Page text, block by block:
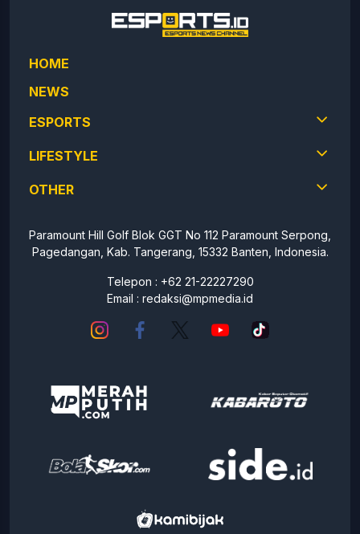
HOME
NEWS
ESPORTS
LIFESTYLE
OTHER
Paramount Hill Golf Blok GGT No 112 Paramount Serpong,
Pagedangan, Kab. Tangerang, 15332 Banten, Indonesia.
Telepon : +62 21-22227290
Email : redaksi@mpmedia.id